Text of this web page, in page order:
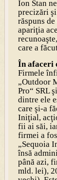
Ion Stan
precizări
răspuns
apariţia
care a
În afaceri
Firmele
„Outdoor
Pro“ SRL
dintre ele
care şi-a
Iniţial,
fii ai săi,
firmei a
„Sequoia
însă
până azi,
mld. lei),